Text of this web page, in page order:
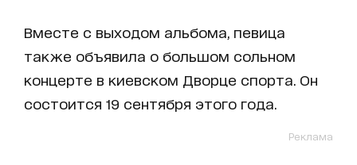
Вместе с выходом альбома, певица
также объявила о большом сольном
концерте в киевском Дворце спорта. Он
состоится 19 сентября этого года.
Реклама